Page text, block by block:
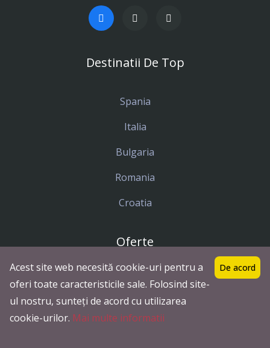
Destinatii De Top
Spania
Italia
Bulgaria
Romania
Croatia
Oferte
Destinatii
Hoteluri
Acest site web necesită cookie-uri pentru a
oferi toate caracteristicile sale. Folosind site-
ul nostru, sunteți de acord cu utilizarea
cookie-urilor. Mai multe informatii
De acord